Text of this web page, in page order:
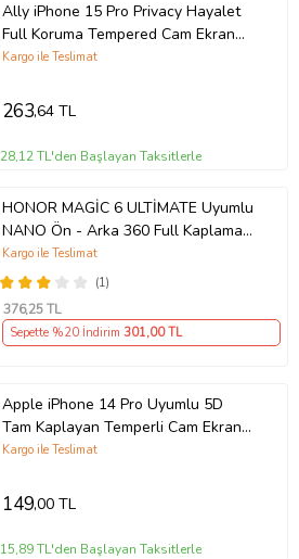
Ally iPhone 15 Pro Privacy Hayalet
Full Koruma Tempered Cam Ekran
Koruyucu (Siyah)
Kargo ile Teslimat
263,64 TL
28,12 TL'den Başlayan Taksitlerle
HONOR MAGİC 6 ULTİMATE Uyumlu
NANO Ön - Arka 360 Full Kaplama
Hd Ekran Koruyucu Darbe Emici -
MAXXPRO
(1)
Kargo ile Teslimat
376,25 TL
Sepette %20 İndirim 301,00 TL
Apple iPhone 14 Pro Uyumlu 5D
Tam Kaplayan Temperli Cam Ekran
Koruyucu
Kargo ile Teslimat
149,00 TL
15,89 TL'den Başlayan Taksitlerle